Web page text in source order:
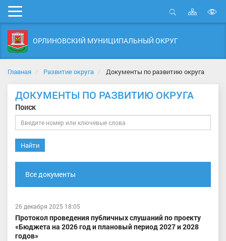
Мобильное
меню
Открыть
Карта
сайта
ОРЛИНОВСКИЙ МУНИЦИПАЛЬНЫЙ ОКРУГ
Главная Развитие округа Документы по развитию округа
ДОКУМЕНТЫ ПО РАЗВИТИЮ ОКРУГА
Поиск
Найти
Все документы
26 декабря 2025 18:05
Протокол проведения публичных слушаний по проекту
«Бюджета на 2026 год и плановый период 2027 и 2028
годов»